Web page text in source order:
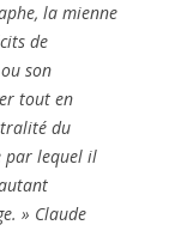
la mienne
de
son
tout en
du
par lequel il
» Claude